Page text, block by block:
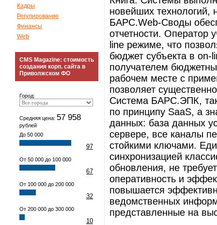
Кадры
Регулирование
Финансы
Web
CMS Magazine: стоимость
создания корп. сайта в
Приволжском ФО
Город:
Средняя цена: 57 958
рублей
До 50 000
97
От 50 000 до 100 000
67
От 100 000 до 200 000
32
От 200 000 до 300 000
10
новейших технологий,
БАРС.Web-Своды
отчетности. Оператор
line режиме, что
бюджет субъекта в on-
получателем
рабочем месте с
позволяет
Система БАРС.ЭПК,
по принципу SaaS, а
данных: база данных
сервере, все каналы
стойкими ключами.
синхронизацией
обновления, не
оперативность и
повышается
ведомственных
представленные на